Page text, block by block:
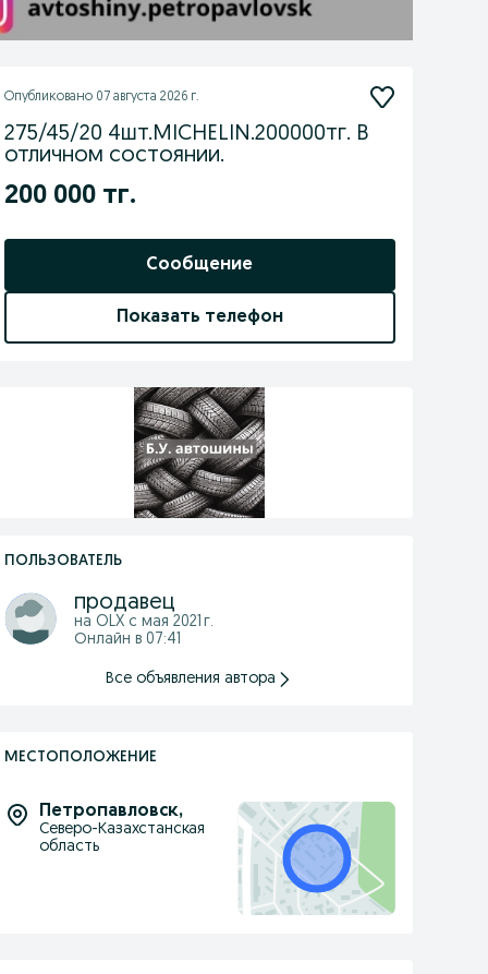
Опубликовано 07 августа 2026 г.
275/45/20 4шт.MICHELIN.200000тг. В
отличном состоянии.
200 000 тг.
Сообщение
Показать телефон
ПОЛЬЗОВАТЕЛЬ
продавец
на OLX с мая 2021 г.
Онлайн в 07:41
Все объявления автора
МЕСТОПОЛОЖЕНИЕ
Петропавловск,
Северо-Казахстанская
область